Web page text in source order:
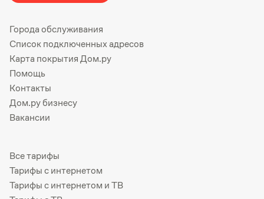
Города обслуживания
Список подключенных адресов
Карта покрытия Дом.ру
Помощь
Контакты
Дом.ру бизнесу
Вакансии
Все тарифы
Тарифы с интернетом
Тарифы с интернетом и ТВ